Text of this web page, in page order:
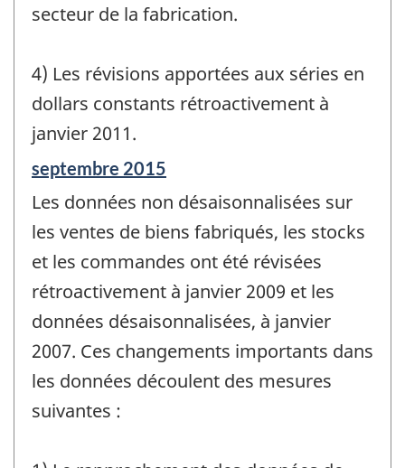
secteur de la fabrication.
4) Les révisions apportées aux séries en
dollars constants rétroactivement à
janvier 2011.
Période
référence
de
-
septembre 2015
Les données non désaisonnalisées sur
les ventes de biens fabriqués, les stocks
et les commandes ont été révisées
rétroactivement à janvier 2009 et les
données désaisonnalisées, à janvier
2007. Ces changements importants dans
les données découlent des mesures
suivantes :